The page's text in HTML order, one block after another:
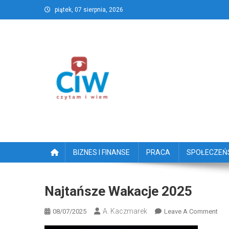
to
piątek, 07 sierpnia, 2026
CzytamiWiem.pl –
BIZNES I FINANSE PRACA
Najtańsze Wakacje 2025
08/07/2025 A. Kaczmarek Leave A CommentOn